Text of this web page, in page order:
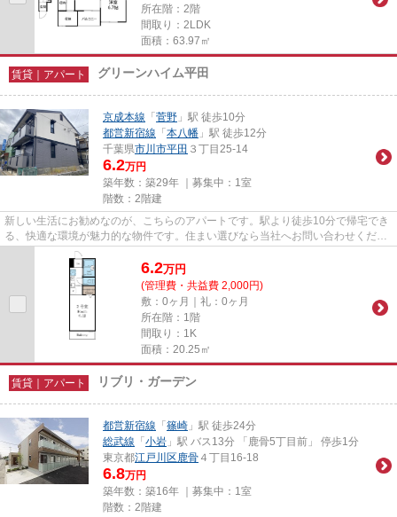
所在階：2階
間取り：2LDK
面積：63.97㎡
賃貸｜アパート グリーンハイム平田
京成本線 「 菅野 」駅 徒歩10分
都営新宿線 「 本八幡 」駅 徒歩12分
千葉県市川市平田 ３丁目25-14
6.2万円
築年数：築29年 ｜募集中： 1室
階数：2階建
新しい生活にお勧めなのが、こちらのアパートです。駅より徒歩10分で帰宅でき
る、快適な環境が魅力的な物件です。住まい選びなら当社へお問い合わせくださ
い。市川市エリアや菅野近く...
6.2万円
(管理費・共益費 2,000円)
敷：0ヶ月｜礼：0ヶ月
所在階：1階
間取り：1K
面積：20.25㎡
賃貸｜アパート リブリ・ガーデン
都営新宿線 「 篠崎 」駅 徒歩24分
総武線 「 小岩 」駅 バス13分 「鹿骨5丁目前」 停歩1分
東京都江戸川区鹿骨 ４丁目16-18
6.8万円
築年数：築16年 ｜募集中： 1室
階数：2階建